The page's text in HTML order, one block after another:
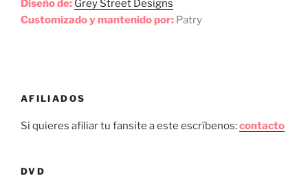
Diseño de: Grey Street Designs
Customizado y mantenido por: Patry
AFILIADOS
Si quieres afiliar tu fansite a este escríbenos:contacto
DVD